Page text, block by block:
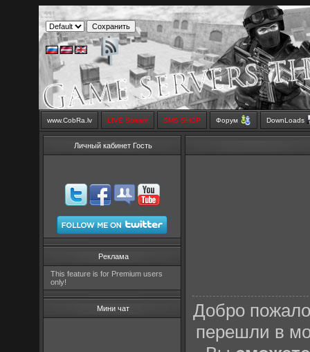
www.CobRa.lv LIVE Stream SMS SHOP Форум DownLoads
Личный кабинет Гость
Реклама
This feature is for Premium users
only!
Мини чат
Добро
перешли в